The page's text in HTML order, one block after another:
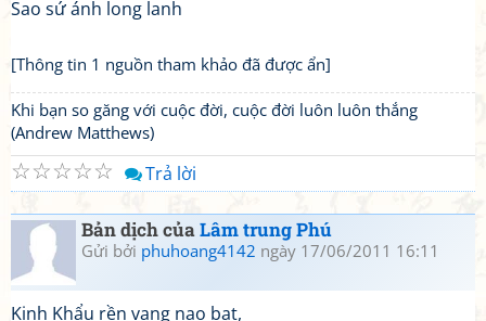
Sao sứ ánh long lanh
[Thông tin 1 nguồn tham khảo đã được ẩn]
Khi bạn so găng với cuộc đời, cuộc đời luôn luôn thắng
(Andrew Matthews)
☆
☆
☆
☆
☆ Trả lời
Bản dịch củaLâm trung Phú
Gửi bởi phuhoang4142 ngày 17/06/2011 16:11
Kinh Khẩu rền vang nao bạt,